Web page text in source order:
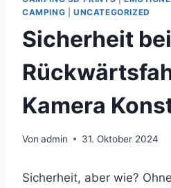
CAMPING
UNCATEGORIZED
Sicherheit
Kamera
Von admin 31. Oktober 2024
Sicherheit, aber wie?